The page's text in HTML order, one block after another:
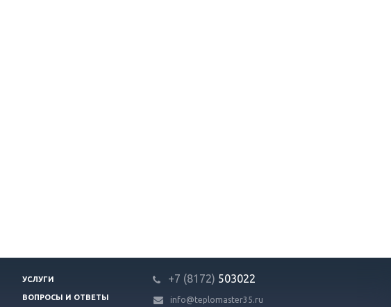
УСЛУГИ
ВОПРОСЫ И ОТВЕТЫ
+7 (8172) 503022
info@teplomaster35.ru